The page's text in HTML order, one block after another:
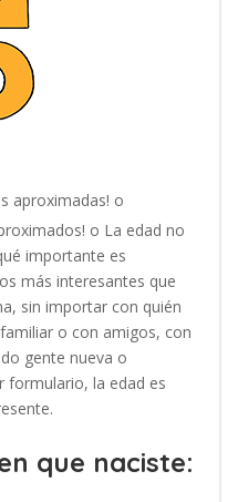
aproximadas! o
o La edad no
importante es
más interesantes que
sin importar con quién
o con amigos, con
gente nueva o
formulario, la edad es
que naciste: